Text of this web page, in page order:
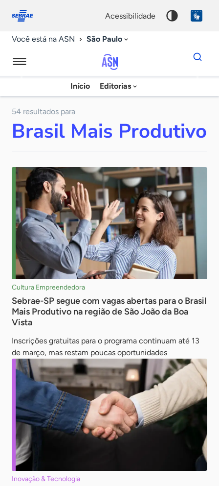
conosco
acessibilidade
Você está na ASN São Paulo
Agência
Sebrae
Notícias
Início Editorias
Dados
para
chave
54 resultados para
Brasil Mais Produtivo
Cultura Empreendedora
Sebrae-SP segue com vagas abertas para o Brasil
Mais Produtivo na região de São João da Boa
Vista
Inscrições gratuitas para o programa continuam até 13
de março, mas restam poucas oportunidades
Inovação & Tecnologia